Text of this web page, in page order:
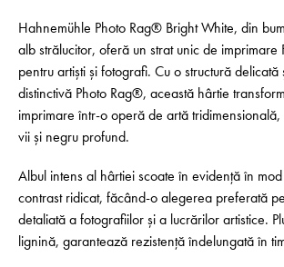
Hahnemühle Photo Rag® Bright White, din
alb strălucitor, oferă un strat unic de imprimare
pentru artiști și fotografi. Cu o structură delicată
distinctivă Photo Rag®, această hârtie
imprimare într-o operă de artă
vii și negru profund.
Albul intens al hârtiei scoate în evidență în
contrast ridicat, făcând-o alegerea preferată
detaliată a fotografiilor și a lucrărilor artistice.
lignină, garantează rezistență îndelungată în